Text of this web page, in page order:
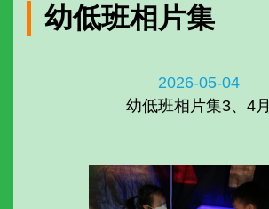
幼低班相片集
2026-05-04
幼低班相片集3、4月